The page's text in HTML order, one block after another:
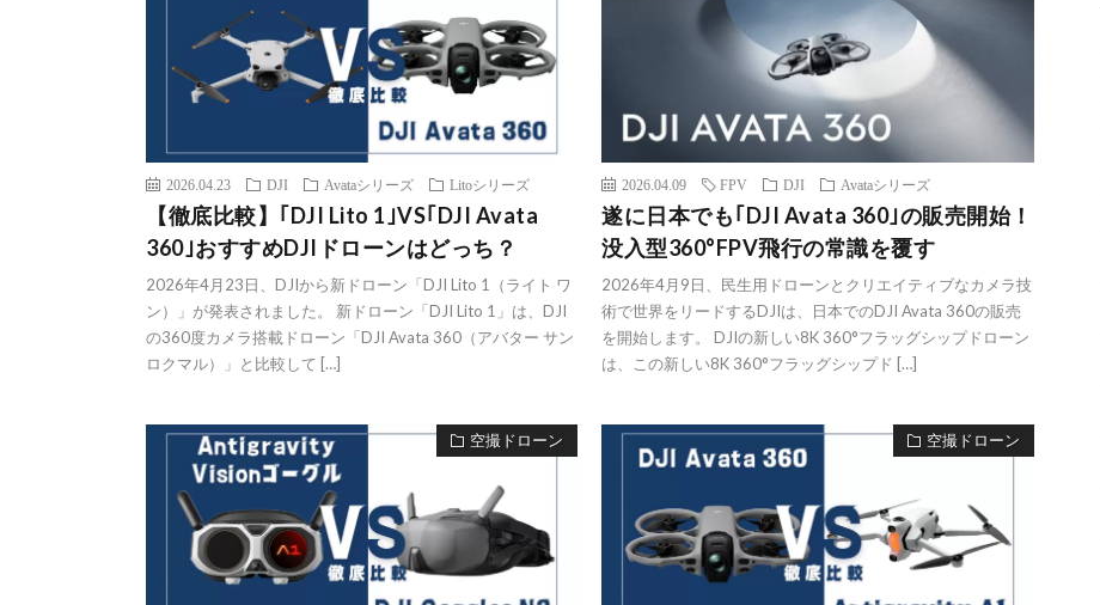
2026.04.23 DJI Avataシリーズ Litoシリーズ
【徹底比較】｢DJI Lito 1｣VS｢DJI Avata
360｣おすすめDJIドローンはどっち？
2026年4月23日、DJIから新ドローン「DJI Lito 1（ライト ワ
ン）」が発表されました。 新ドローン「DJI Lito 1」は、DJI
の360度カメラ搭載ドローン「DJI Avata 360（アバター サン
ロクマル）」と比較して […]
2026.04.09 FPV DJI Avataシリーズ
遂に日本でも｢DJI Avata 360｣の販売開始！
没入型360°FPV飛行の常識を覆す
2026年4月9日、民生用ドローンとクリエイティブなカメラ技
術で世界をリードするDJIは、日本でのDJI Avata 360の販売
を開始します。 DJIの新しい8K 360°フラッグシップドローン
は、この新しい8K 360°フラッグシップド […]
空撮ドローン 空撮ドローン